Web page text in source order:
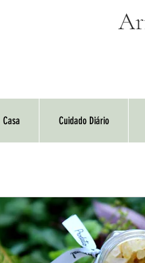
Casa Cuidado Diário